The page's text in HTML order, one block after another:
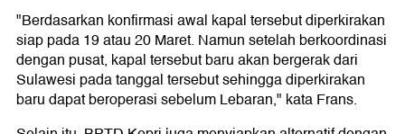
"Berdasarkan konfirmasi awal kapal tersebut diperkirakan
siap pada 19 atau 20 Maret. Namun setelah berkoordinasi
dengan pusat, kapal tersebut baru akan bergerak dari
Sulawesi pada tanggal tersebut sehingga diperkirakan
baru dapat beroperasi sebelum Lebaran," kata Frans.